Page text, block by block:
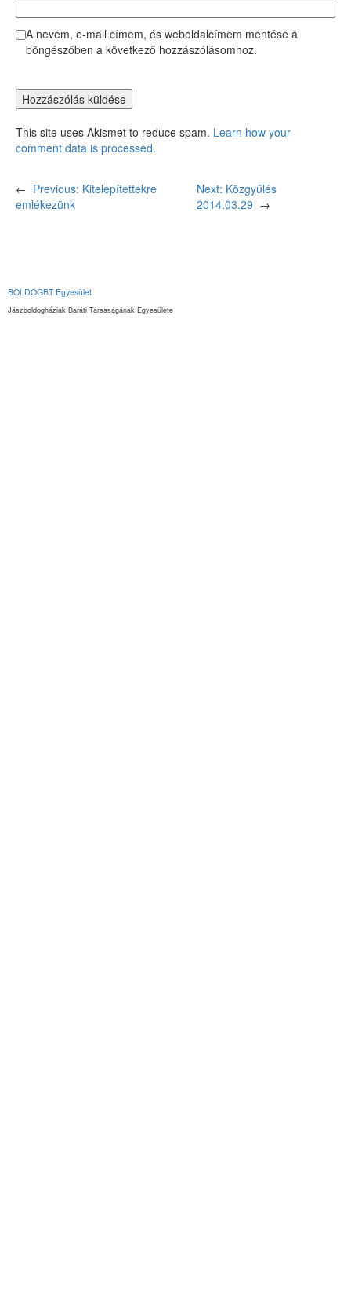
A nevem, e-mail címem, és weboldalcímem mentése a
böngészőben a következő hozzászólásomhoz.
This site uses Akismet to reduce spam. Learn how your
comment data is processed.
← Previous: Kitelepítettekre
emlékezünk
Next: Közgyűlés
2014.03.29 →
BOLDOGBT Egyesület
Jászboldogháziak Baráti Társaságának Egyesülete